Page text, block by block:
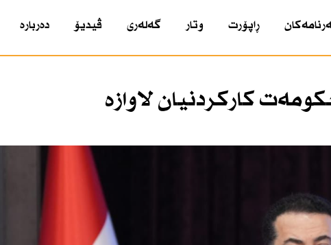
ڕاپۆرت وتار گەلەری ڤیدیۆ دەربارە
كاركردنیان لاوازە